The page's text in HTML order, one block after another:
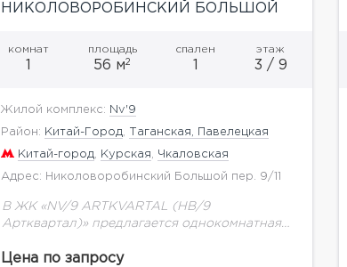
НИКОЛОВОРОБИНСКИЙ БОЛЬШОЙ
комнат площадь
56 м2
спален этаж
3 / 9
Жилой комплекс: Nv'9
Район: Китай-Город Таганская, Павелецкая
Китай-город Курская Чкаловская
Адрес: Николоворобинский Большой пер. 9/11
В ЖК «NV/9 ARTKVARTAL (НВ/9
Артквартал)» предлагается однокомнатная
третьем этаже.Здания комплекса
Цена по запросу